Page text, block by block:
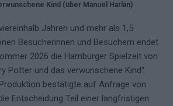
Kind (über Manuel Harlan)
Jahren und mehr als 1,5
Besucherinnen und Besuchern endet
2026 die Hamburger Spielzeit von
Potter und das verwunschene Kind“.
bestätigte auf Anfrage von
Entscheidung Teil einer langfristigen